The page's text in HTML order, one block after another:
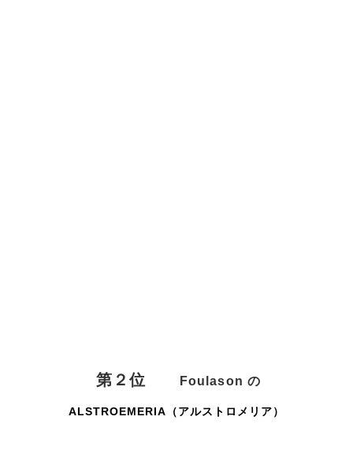
第２位 Foulason の
ALSTROEMERIA（アルストロメリア）